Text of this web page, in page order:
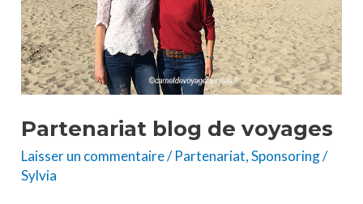
Partenariat blog de voyages
Laisser un commentaire/Partenariat,Sponsoring/
Sylvia